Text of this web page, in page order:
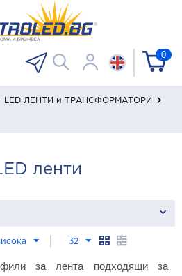
0
LED ЛЕНТИ и ТРАНСФОРМАТОРИ
ленти
32
за лента подходящи за